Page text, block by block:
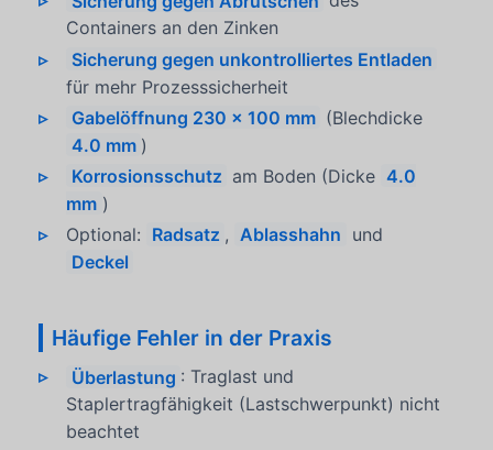
Containers an den Zinken
Sicherung gegen unkontrolliertes Entladen
für mehr Prozesssicherheit
Gabelöffnung 230 x 100 mm (Blechdicke
4.0 mm )
Korrosionsschutz am Boden (Dicke 4.0
mm )
Optional: Radsatz , Ablasshahn und
Deckel
Häufige Fehler in der Praxis
Überlastung : Traglast und
Staplertragfähigkeit (Lastschwerpunkt) nicht
beachtet